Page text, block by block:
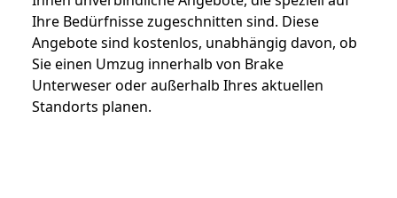
Ihre Bedürfnisse zugeschnitten sind. Diese
Angebote sind kostenlos, unabhängig davon, ob
Sie einen Umzug innerhalb von Brake
Unterweser oder außerhalb Ihres aktuellen
Standorts planen.